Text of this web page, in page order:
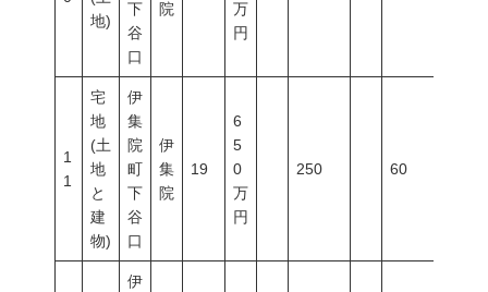
地)
下
谷
口
院
万
円
1
1
宅
地
(土
地
と
建
物)
伊
集
院
町
下
谷
口
伊
集
院
19
6
5
0
万
円
250 60
伊